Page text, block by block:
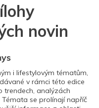
novin
i lifestylovým tématům,
v rámci této edice
trendech, analýzách
se prolínají napříč